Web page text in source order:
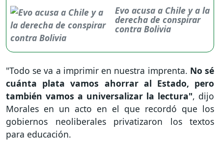
Evo acusa a Chile y a la
derecha de conspirar
contra Bolivia
"Todo se va a imprimir en nuestra imprenta. No sé
cuánta plata vamos ahorrar al Estado, pero
también vamos a universalizar la lectura", dijo
Morales en un acto en el que recordó que los
gobiernos neoliberales privatizaron los textos
para educación.